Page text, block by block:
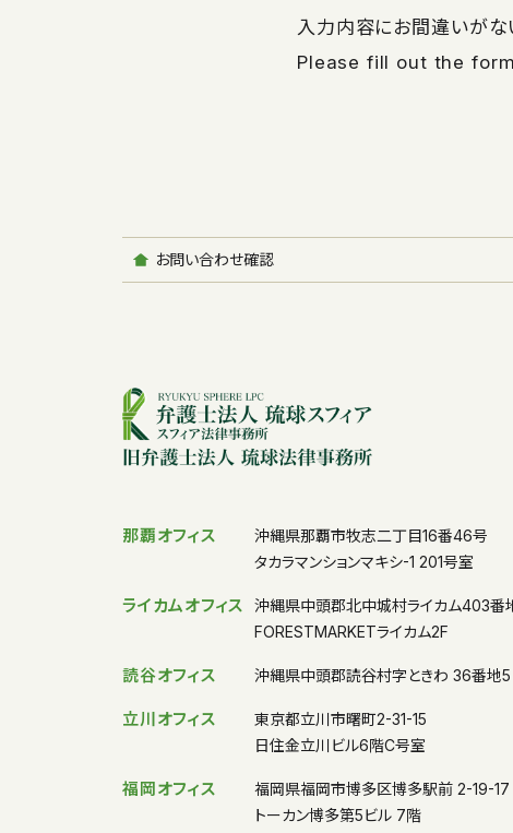
入力内容にお間違いがな
Please fill out the
お問い合わせ確認
那覇オフィス
沖縄県那覇市牧志二丁目16番46号
タカラマンションマキシ-1 201号室
ライカムオフィス
沖縄県中頭郡北中城村ライカム403番
FORESTMARKETライカム2F
読谷オフィス 沖縄県中頭郡読谷村字ときわ 36番地5
立川オフィス
東京都立川市曙町2-31-15
日住金立川ビル6階C号室
福岡オフィス
福岡県福岡市博多区博多駅前 2-19-17
トーカン博多第5ビル 7階